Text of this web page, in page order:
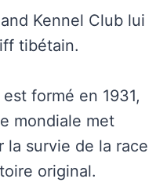
Kennel Club lui
tibétain.
formé en 1931,
mondiale met
la survie de la race
original.